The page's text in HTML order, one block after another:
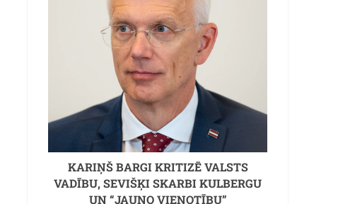
KARIŅŠ BARGI KRITIZĒ VALSTS
VADĪBU, SEVIŠĶI SKARBI KULBERGU
UN “JAUNO VIENOTĪBU”